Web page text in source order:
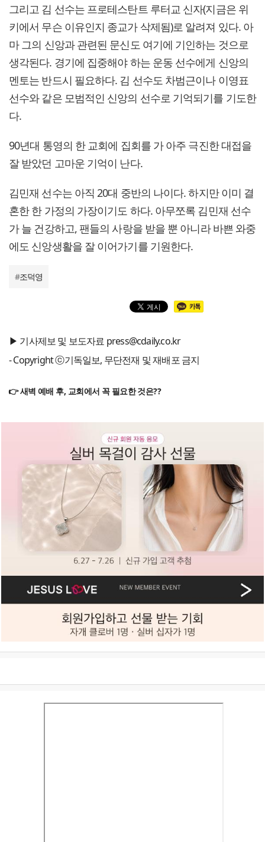
​그리고 김 선수는 프로테스탄트 루터교 신자(지금은 위
키에서 무슨 이유인지 종교가 삭제됨)로 알려져 있다. 아
마 그의 신앙과 관련된 문신도 여기에 기인하는 것으로
생각된다. 경기에 집중해야 하는 운동 선수에게 신앙의
멘토는 반드시 필요하다. 김 선수도 차범근이나 이영표
선수와 같은 모범적인 신앙의 선수로 기억되기를 기도한
다.
90년대 통영의 한 교회에 집회를 가 아주 극진한 대접을
잘 받았던 고마운 기억이 난다.
김민재 선수는 아직 20대 중반의 나이다. 하지만 이미 결
혼한 한 가정의 가장이기도 하다. 아무쪼록 김민재 선수
가 늘 건강하고, 팬들의 사랑을 받을 뿐 아니라 바쁜 와중
에도 신앙생활을 잘 이어가기를 기원한다.
#조덕영
▶ 기사제보 및 보도자료 press@cdaily.co.kr
- Copyright ⓒ기독일보, 무단전재 및 재배포 금지
👉 새벽 예배 후, 교회에서 꼭 필요한 것은??